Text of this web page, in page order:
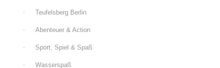
Teufelsberg Berlin
Abenteuer & Action
Sport, Spiel & Spaß
Wasserspaß